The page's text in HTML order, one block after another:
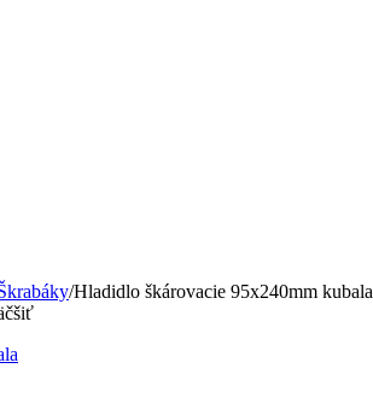
/Hladidlo škárovacie 95x240mm kubala